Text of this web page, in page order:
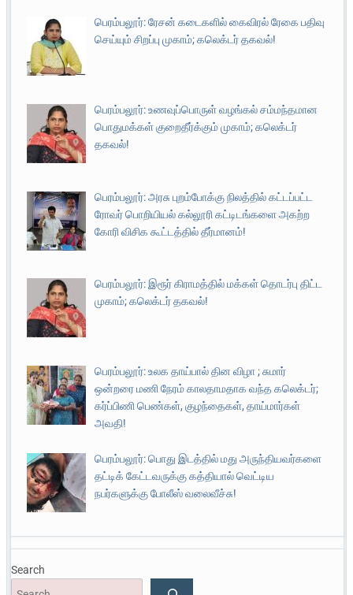
பெரம்பலூர்: ரேசன் கடைகளில் கைவிரல் ரேகை பதிவு
செய்யும் சிறப்பு முகாம்; கலெக்டர் தகவல்!
பெரம்பலூர்: உணவுப்பொருள் வழங்கல் சம்மந்தமான
பொதுமக்கள் குறைதீர்க்கும் முகாம்; கலெக்டர்
தகவல்!
பெரம்பலூர்: அரசு புறம்போக்கு நிலத்தில் கட்டப்பட்ட
ரோவர் பொறியியல் கல்லூரி கட்டிடங்களை அகற்ற
கோரி விசிக கூட்டத்தில் தீர்மானம்!
பெரம்பலூர்: இரூர் கிராமத்தில் மக்கள் தொடர்பு திட்ட
முகாம்; கலெக்டர் தகவல்!
பெரம்பலூர்: உலக தாய்பால் தின விழா ; சுமார்
ஒன்றரை மணி நேரம் காலதாமதாக வந்த கலெக்டர்;
கர்ப்பிணி பெண்கள், குழந்தைகள், தாய்மார்கள்
அவதி!
பெரம்பலூர்: பொது இடத்தில் மது அருந்தியவர்களை
தட்டிக் கேட்டவருக்கு கத்தியால் வெட்டிய
நபர்களுக்கு போலீஸ் வலைவீச்சு!
Search